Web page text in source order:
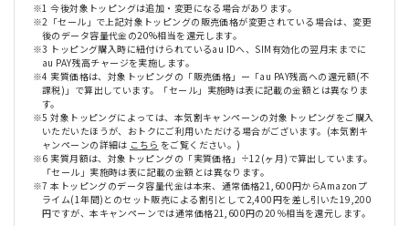
※1 今後対象トッピングは追加・変更になる場合があります。
※2「セール」で上記対象トッピングの販売価格が変更されている場合は、変更
後のデータ容量代金の20%相当を還元します。
※3 トッピング購入時に紐付けられているau IDへ、SIM有効化の翌月末までに
au PAY残高チャージを実施します。
※4 実質価格は、対象トッピングの「販売価格」ー「au PAY残高への還元額(不
課税)」で算出しています。「セール」実施時は表に記載の金額とは異なりま
す。
※5 対象トッピングによっては、本気割キャンペーンの対象トッピングをご購入
いただいたほうが、おトクにご利用いただける場合がございます。(本気割キ
ャンペーンの詳細は こちら をご覧ください。)
※6 実質月額は、対象トッピングの「実質価格」÷12(ヶ月)で算出しています。
「セール」実施時は表に記載の金額とは異なります。
※7 本トッピングのデータ容量代金は本来、通常価格21,600円からAmazonプ
ライム(1年間)とのセット販売による割引として2,400円を差し引いた19,200
円ですが、本キャンペーンでは通常価格21,600円の20％相当を還元します。